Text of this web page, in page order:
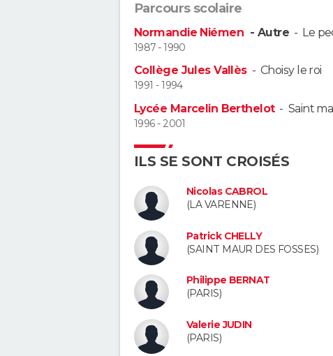
Parcours scolaire
Normandie Niémen - Autre - Le
1987 - 1990
Collège Jules Vallès-Choisy le roi
1991 - 1994
Lycée Marcelin Berthelot- Saint
1996 - 2001
ILS SE SONT CROISÉS
Nicolas CABROL
(LA VARENNE)
Patrick CHELLY
(SAINT MAUR DES FOSSES)
Philippe BERNAT
(PARIS)
Valerie JUDIN
(PARIS)